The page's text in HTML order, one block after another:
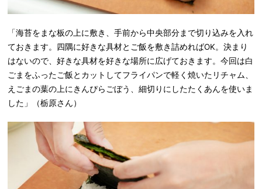
「海苔をまな板の上に敷き、手前から中央部分まで切り込みを入れ
ておきます。四隅に好きな具材とご飯を敷き詰めればOK。決まり
はないので、好きな具材を好きな場所に広げておきます。今回は白
ごまをふったご飯とカットしてフライパンで軽く焼いたリチャム、
えごまの葉の上にきんぴらごぼう、細切りにしたたくあんを使いま
した」（栃原さん）